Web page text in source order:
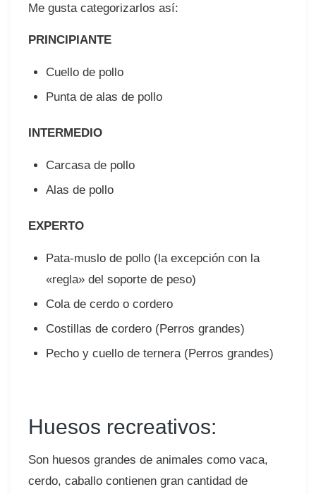
Me gusta categorizarlos así:
PRINCIPIANTE
Cuello de pollo
Punta de alas de pollo
INTERMEDIO
Carcasa de pollo
Alas de pollo
EXPERTO
Pata-muslo de pollo (la excepción con la
«regla» del soporte de peso)
Cola de cerdo o cordero⠀
Costillas de cordero (Perros grandes)⠀
Pecho y cuello de ternera (Perros grandes)⠀
Huesos recreativos:
Son huesos grandes de animales como vaca,
cerdo, caballo contienen gran cantidad de